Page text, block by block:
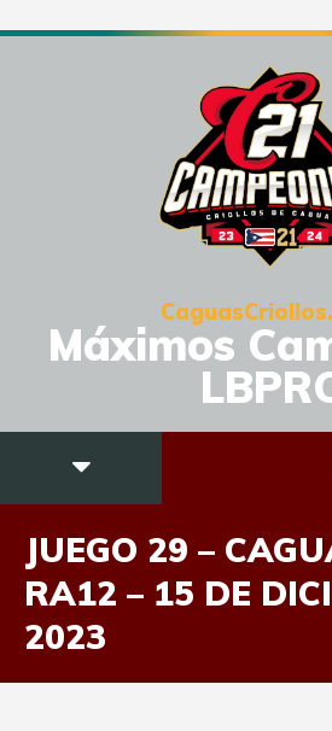
Máximos
JUEGO 29 –
RA12 – 15 DE
2023